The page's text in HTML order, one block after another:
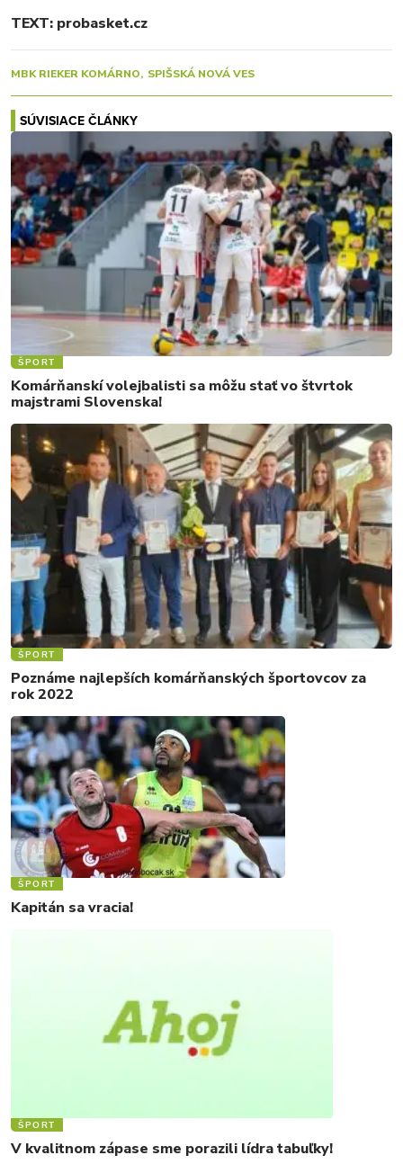
TEXT: probasket.cz
MBK RIEKER KOMÁRNO SPIŠSKÁ NOVÁ VES
SÚVISIACE ČLÁNKY
ŠPORT
Komárňanskí volejbalisti sa môžu stať vo štvrtok
majstrami Slovenska!
ŠPORT
Poznáme najlepších komárňanských športovcov za
rok 2022
ŠPORT
Kapitán sa vracia!
ŠPORT
V kvalitnom zápase sme porazili lídra tabuľky!